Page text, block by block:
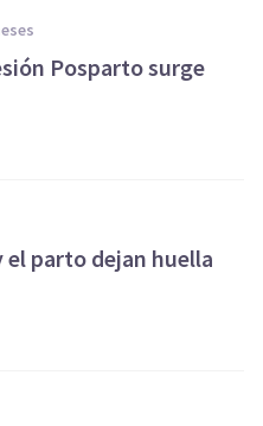
Posparto surge
parto dejan huella